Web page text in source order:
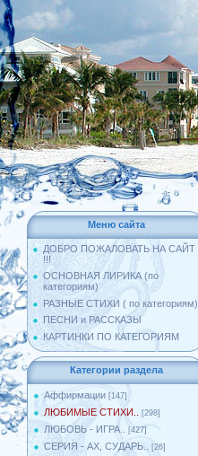
Меню сайта
ДОБРО ПОЖАЛОВАТЬ НА САЙТ
!!!
ОСНОВНАЯ ЛИРИКА (по
категориям)
РАЗНЫЕ СТИХИ ( по категориям)
ПЕСНИ и РАССКАЗЫ
КАРТИНКИ ПО КАТЕГОРИЯМ
Категории раздела
Аффирмации [147]
ЛЮБИМЫЕ СТИХИ.. [298]
ЛЮБОВЬ - ИГРА.. [427]
СЕРИЯ - АХ, СУДАРЬ.. [26]